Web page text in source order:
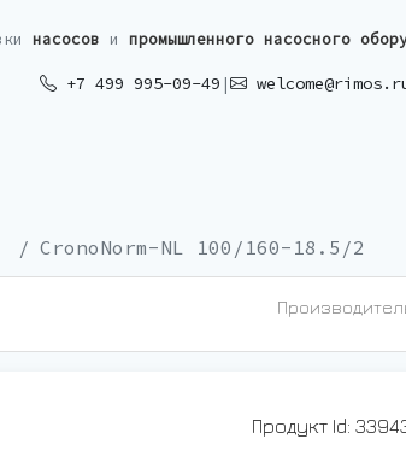
насосов и промышленного насосного
+7 499 995-09-49 |
CronoNorm-NL 100/160-18.5/2
Продукт Id: